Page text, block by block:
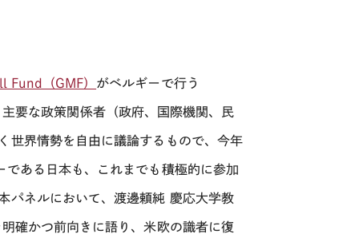
Fund（GMF） がベルギーで行う
要な政策関係者（政府、国際機関、民
世界情勢を自由に議論するもので、今年
ある日本も、これまでも積極的に参加
パネルにおいて、渡邊頼純 慶応大学教
確かつ前向きに語り、米欧の識者に復